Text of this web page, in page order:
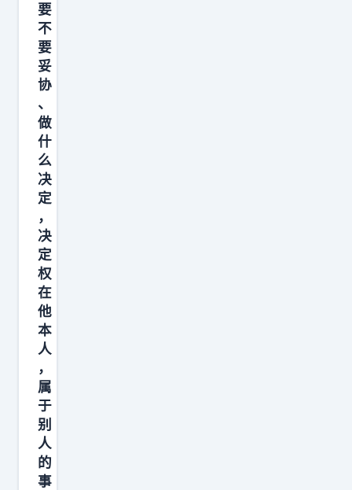
子
佳
人
，
王
将
相
，
是
非
常
光
鲜
、
戏
、
富
贵
逼
人
要
不
要
妥
协
、
做
什
么
决
定
，
决
定
权
在
他
本
人
，
属
于
别
人
的
事